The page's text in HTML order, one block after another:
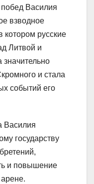
Василия
взводное
котором русские
Литвой и
и стала
событий его
Василия
государству
и повышение